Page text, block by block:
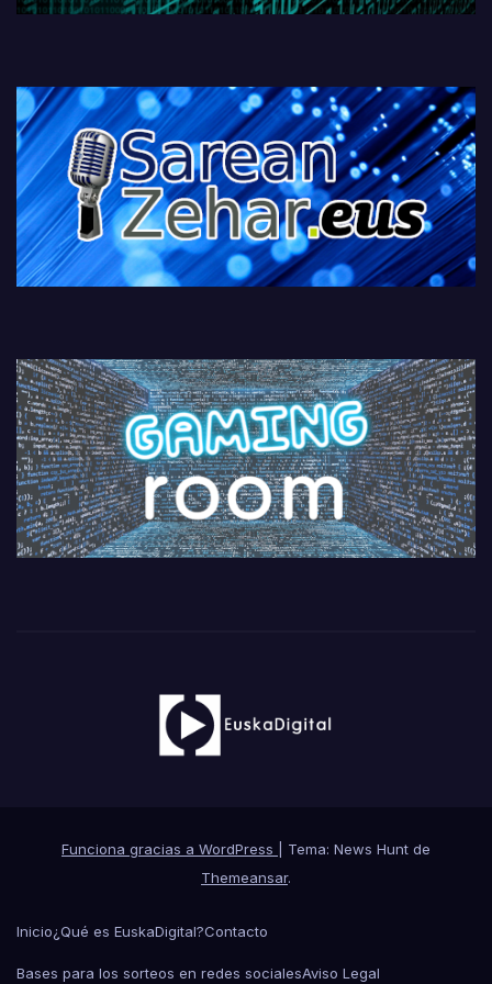
Funciona gracias a WordPress
Tema: News Hunt de
Themeansar.
Inicio¿Qué es EuskaDigital?Contacto
Bases para los sorteos en redes socialesAviso Legal